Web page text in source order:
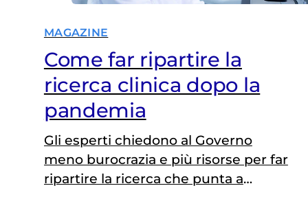
MAGAZINE
Come far ripartire la
ricerca clinica dopo la
pandemia
Gli esperti chiedono al Governo
meno burocrazia e più risorse per far
ripartire la ricerca che punta a